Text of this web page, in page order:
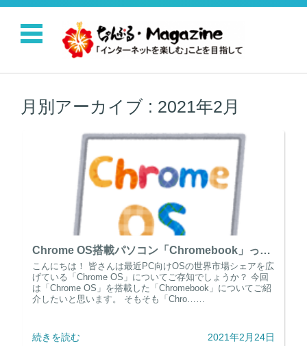
コンテンツに移動
月別アーカイブ : 2021年2月
Chrome OS搭載パソコン「Chromebook」って？
こんにちは！ 皆さんは最近PC向けOSの世界市場シェアを広
げている「Chrome OS」についてご存知でしょうか？ 今回
は「Chrome OS」を搭載した「Chromebook」についてご紹
介したいと思います。 そもそも「Chro……
続きを読む 2021年2月24日